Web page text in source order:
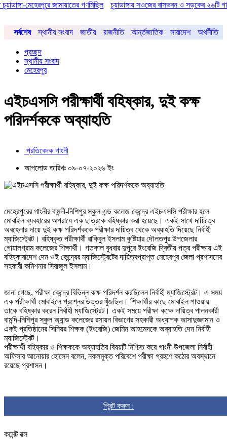
জামায়াতের গণমিছিল
চুয়াডাঙ্গায় সওজের বাসভবন ও সড়কের ২৬টি গাছ প্রায় ৫
সর্বশেষ স্থানীয় সংবাদ জাতীয় রাজনীতি আর্ন্তজাতিক সারাদেশ অর্থনীতি
প্রচ্ছদ
স্থানীয় সংবাদ
মেহেরপুর
এইচএসসি পরীক্ষার্থী বহিষ্কার, দুই কক্ষ
পরিদর্শককে অব্যাহতি
প্রতিবেদক গাংনী
আপলোড তারিখঃ ০৯-০৭-২০২৬ ইং
মেহেরপুরের গাংনীর বামন্দী-নিশিপুর স্কুল এন্ড কলেজ কেন্দ্রে এইচএসসি পরীক্ষার হলে
মোবাইল ব্যবহারের অপরাধে এক ছাত্রকে বহিষ্কার করা হয়েছে। একই সাথে দায়িত্বে
অবহেলার দায়ে দুই কক্ষ পরিদর্শককে পরীক্ষার দায়িত্ব থেকে অব্যাহতি দিয়েছে নির্বাহী
ম্যাজিস্ট্রেট। বহিষ্কৃত পরীক্ষার্থী রাকিবুল ইসলাম কুষ্টিয়ার দৌলতপুর উপজেলার
গোয়ালগ্রাম কলেজের শিক্ষার্থী। গতকাল বুধবার দুপুরে ইংরেজি দ্বিতীয় পত্র পরীক্ষায় এই
বহিষ্কারাদেশ দেন ওই কেন্দ্রের ম্যাজিস্ট্রেটের দায়িত্বপ্রাপ্ত মেহেরপুর জেলা প্রশাসনের
সহকারী কমিশনার সিরাজুল ইসলাম।
জানা গেছে, পরীক্ষা কেন্দ্রে বিভিন্ন কক্ষ পরিদর্শন করছিলেন নির্বাহী ম্যাজিস্ট্রেট। এ সময়
এক পরীক্ষার্থী মোবাইলে প্রশ্নের উত্তর খুঁজছিল। শিক্ষার্থীর কাছে মোবাইল পাওয়ায়
তাকে বহিষ্কার করেন নির্বাহী ম্যাজিস্ট্রেট। একই সময়ে পরীক্ষা কক্ষে দায়িত্ব পালনকারী
বামন্দি-নিশিপুর স্কুল অ্যান্ড কলেজের রসায়ন বিভাগের সহকারী অধ্যাপক আসাদুজ্জামান ও
একই প্রতিষ্ঠানের সিনিয়র শিক্ষক (ইংরেজি) জেমিন আহমেদকে অব্যাহতি দেন নির্বাহী
ম্যাজিস্ট্রেট।
পরীক্ষার্থী বহিষ্কার ও শিক্ষককে অব্যাহতির বিষয়টি নিশ্চিত করে গাংনী উপজেলা নির্বাহী
অফিসার আনোয়ার হোসেন বলেন, নকলমুক্ত পরিবেশে পরীক্ষা গ্রহণে কঠোর অবস্থানে
রয়েছে প্রশাসন।
প্রিন্ট করুন :
কমেন্ট বক্স